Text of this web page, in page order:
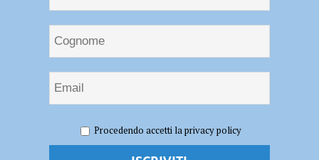
Ceccarelli sul match di Cagliari, “E’ un’altra gara fondamentale per il
nostro cammino”. AUDIO intervista
Procedendo accetti la privacy policy